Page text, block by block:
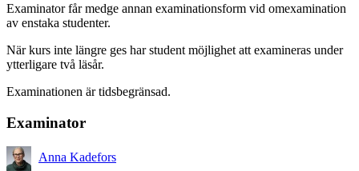
Examinator får medge annan examinationsform vid omexamination
av enstaka studenter.
När kurs inte längre ges har student möjlighet att examineras under
ytterligare två läsår.
Examinationen är tidsbegränsad.
Examinator
Anna Kadefors